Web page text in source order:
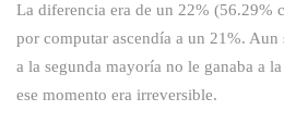
La diferencia era de un 22% (56.29%
por computar ascendía a un 21%. Aun
a la segunda mayoría no le ganaba a
ese momento era irreversible.